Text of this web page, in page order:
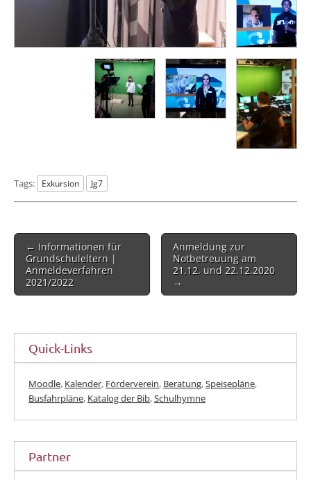
Tags: Exkursion Jg7
Post
navigation
← Informationen für
Grundschuleltern |
Anmeldeverfahren
2021/2022
Anmeldung zur
Notbetreuung am
21.12. und 22.12.2020
→
Quick-Links
Moodle, Kalender, Förderverein, Beratung,Speisepläne,
Busfahrpläne, Katalog der Bib,Schulhymne
Partner